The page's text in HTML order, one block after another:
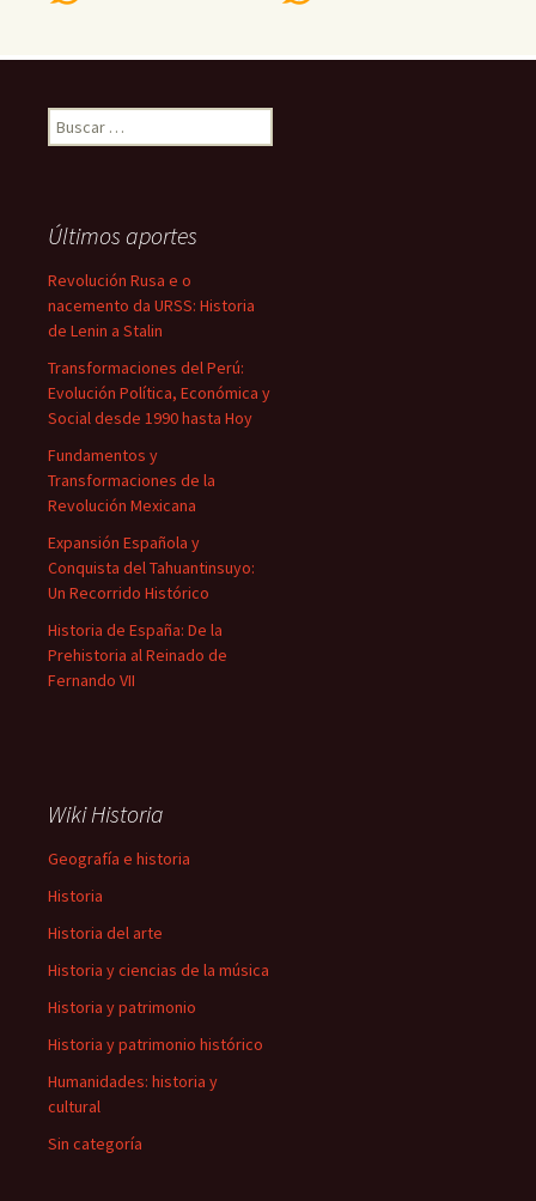
Buscar:
Últimos aportes
Revolución Rusa e o
nacemento da URSS: Historia
de Lenin a Stalin
Transformaciones del Perú:
Evolución Política, Económica y
Social desde 1990 hasta Hoy
Fundamentos y
Transformaciones de la
Revolución Mexicana
Expansión Española y
Conquista del Tahuantinsuyo:
Un Recorrido Histórico
Historia de España: De la
Prehistoria al Reinado de
Fernando VII
Wiki Historia
Geografía e historia
Historia
Historia del arte
Historia y ciencias de la música
Historia y patrimonio
Historia y patrimonio histórico
Humanidades: historia y
cultural
Sin categoría